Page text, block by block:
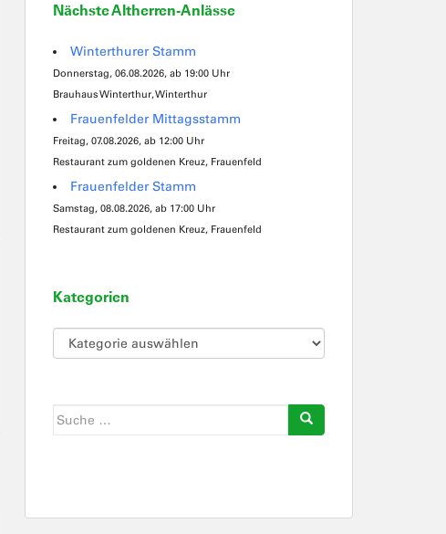
Nächste Altherren-Anlässe
Winterthurer Stamm
Donnerstag, 06.08.2026, ab 19:00 Uhr
Brauhaus Winterthur, Winterthur
Frauenfelder Mittagsstamm
Freitag, 07.08.2026, ab 12:00 Uhr
Restaurant zum goldenen Kreuz, Frauenfeld
Frauenfelder Stamm
Samstag, 08.08.2026, ab 17:00 Uhr
Restaurant zum goldenen Kreuz, Frauenfeld
Kategorien
Kategorien
Suche